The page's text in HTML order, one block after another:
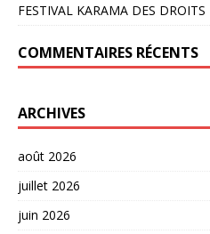
FESTIVAL KARAMA DES
COMMENTAIRES RÉCENTS
ARCHIVES
août 2026
juillet 2026
juin 2026